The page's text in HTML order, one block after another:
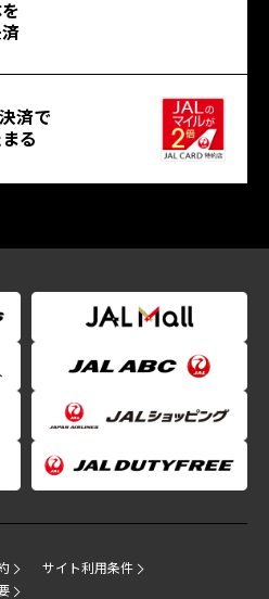
済で
る
サイト利用条件